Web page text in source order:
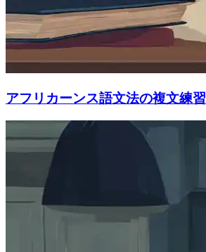
アフリカーンス語文法の複文練習